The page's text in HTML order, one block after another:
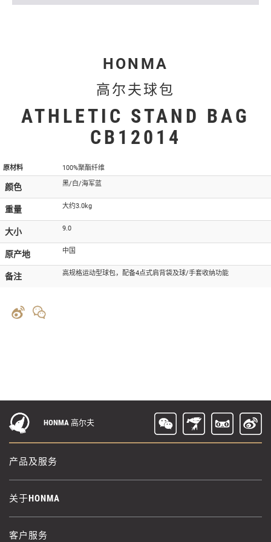
HONMA
高尔夫球包
ATHLETIC STAND BAG
CB12014
原材料 100%聚酯纤维
颜色 黑/白/海军蓝
重量 大约3.0kg
大小 9.0
原产地 中国
备注 高规格运动型球包，配备4点式肩背袋及球/手套收纳功能
HONMA 高尔夫
产品及服务
关于HONMA
客户服务